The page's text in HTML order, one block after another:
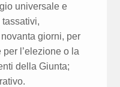
universale e
giorni, per
per l’elezione o la
della Giunta;